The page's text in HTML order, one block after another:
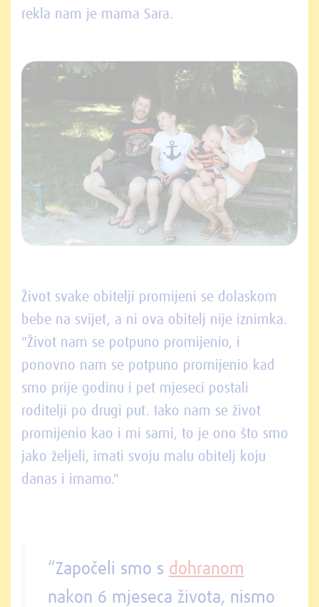
rekla nam je mama Sara.
Život svake obitelji promijeni se dolaskom
bebe na svijet, a ni ova obitelj nije iznimka.
"Život nam se potpuno promijenio, i
ponovno nam se potpuno promijenio kad
smo prije godinu i pet mjeseci postali
roditelji po drugi put. Iako nam se život
promijenio kao i mi sami, to je ono što smo
jako željeli, imati svoju malu obitelj koju
danas i imamo."
“Započeli smo s dohranom
nakon 6 mjeseca života, nismo